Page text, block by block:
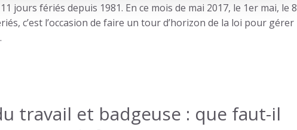
jours fériés depuis 1981. En ce mois de mai 2017, le 1er mai, le 8
c’est l’occasion de faire un tour d’horizon de la loi pour gérer
travail et badgeuse : que faut-il